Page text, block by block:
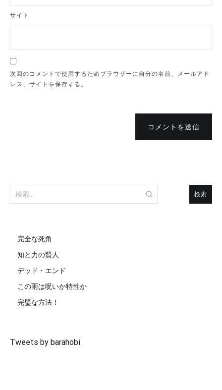
サイト
次回のコメントで使用するためブラウザーに自分の名前、メールアド
レス、サイトを保存する。
コメントを送信
検
索:
完全な死角
知と力の賢人
デッド・エンド
この雨は呪いか特性か
完璧な方法！
Tweets by barahobi